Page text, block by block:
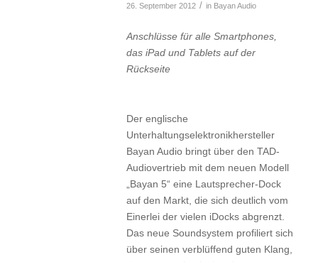
26. September 2012 / in Bayan Audio
Anschlüsse für alle Smartphones,
das iPad und Tablets auf der
Rückseite
Der englische
Unterhaltungselektronikhersteller
Bayan Audio bringt über den TAD-
Audiovertrieb mit dem neuen Modell
„Bayan 5“ eine Lautsprecher-Dock
auf den Markt, die sich deutlich vom
Einerlei der vielen iDocks abgrenzt.
Das neue Soundsystem profiliert sich
über seinen verblüffend guten Klang,